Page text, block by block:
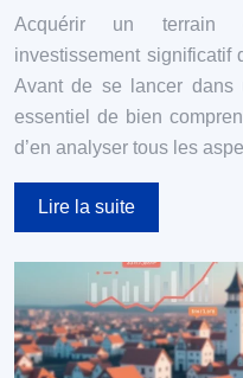
Acquérir un terrain
investissement significatif
Avant de se lancer dans
essentiel de bien
d’en analyser tous les
Lire la suite